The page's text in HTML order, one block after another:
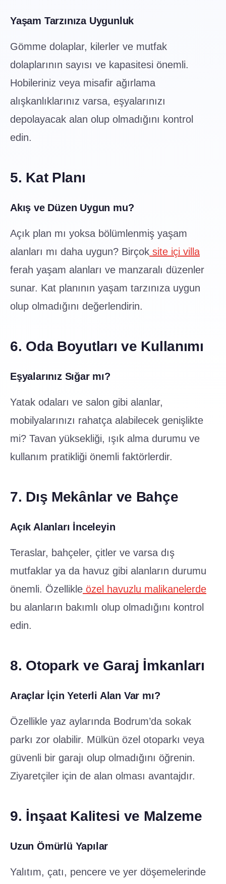
Yaşam Tarzınıza Uygunluk
Gömme dolaplar, kilerler ve mutfak
dolaplarının sayısı ve kapasitesi önemli.
Hobileriniz veya misafir ağırlama
alışkanlıklarınız varsa, eşyalarınızı
depolayacak alan olup olmadığını kontrol
edin.
5. Kat Planı
Akış ve Düzen Uygun mu?
Açık plan mı yoksa bölümlenmiş yaşam
alanları mı daha uygun? Birçok site içi villa
ferah yaşam alanları ve manzaralı düzenler
sunar. Kat planının yaşam tarzınıza uygun
olup olmadığını değerlendirin.
6. Oda Boyutları ve Kullanımı
Eşyalarınız Sığar mı?
Yatak odaları ve salon gibi alanlar,
mobilyalarınızı rahatça alabilecek genişlikte
mi? Tavan yüksekliği, ışık alma durumu ve
kullanım pratikliği önemli faktörlerdir.
7. Dış Mekânlar ve Bahçe
Açık Alanları İnceleyin
Teraslar, bahçeler, çitler ve varsa dış
mutfaklar ya da havuz gibi alanların durumu
önemli. Özellikle özel havuzlu malikanelerde
bu alanların bakımlı olup olmadığını kontrol
edin.
8. Otopark ve Garaj İmkanları
Araçlar İçin Yeterli Alan Var mı?
Özellikle yaz aylarında Bodrum’da sokak
parkı zor olabilir. Mülkün özel otoparkı veya
güvenli bir garajı olup olmadığını öğrenin.
Ziyaretçiler için de alan olması avantajdır.
9. İnşaat Kalitesi ve Malzeme
Uzun Ömürlü Yapılar
Yalıtım, çatı, pencere ve yer döşemelerinde